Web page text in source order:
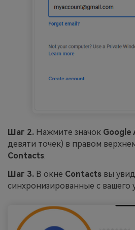
Шаг 2. Нажмите значок Google
девяти точек) в правом
Contacts.
Шаг 3. В окне Contacts вы
синхронизированные с вашего